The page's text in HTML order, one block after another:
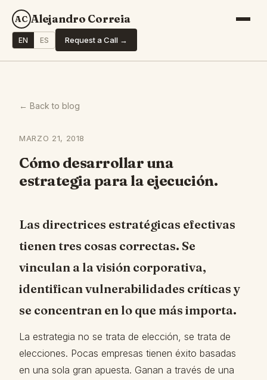
AC Alejandro Correia
EN ES Request a Call →
← Back to blog
MARZO 21, 2018
Cómo desarrollar una
estrategia para la ejecución.
Las directrices estratégicas efectivas
tienen tres cosas correctas. Se
vinculan a la visión corporativa,
identifican vulnerabilidades críticas y
se concentran en lo que más importa.
La estrategia no se trata de elección, se trata de
elecciones. Pocas empresas tienen éxito basadas
en una sola gran apuesta. Ganan a través de una